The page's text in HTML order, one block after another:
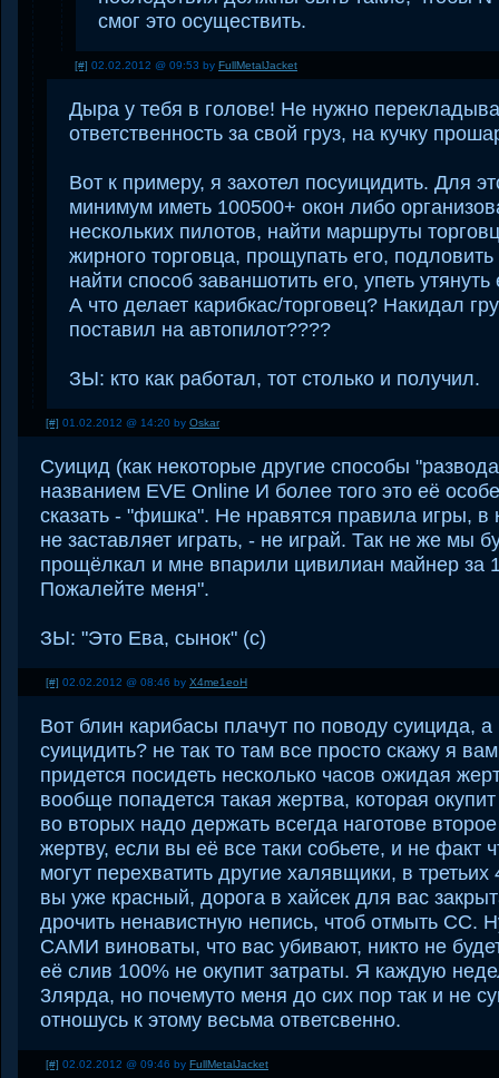
смог это осуществить.
[#] 02.02.2012 @ 09:53 by FullMetalJacket
Дыра у тебя в голове! Не нужно
ответственность за свой груз, на кучку
Вот к примеру, я захотел посуицидить. Для
минимум иметь 100500+ окон либо
нескольких пилотов, найти маршруты
жирного торговца, прощупать его, подловить
найти способ заваншотить его, упеть утянуть
А что делает карибкас/торговец? Накидал
поставил на автопилот????
ЗЫ: кто как работал, тот столько и получил.
[#] 01.02.2012 @ 14:20 by Oskar
Суицид (как некоторые другие способы
названием EVE Online И более того это её
сказать - "фишка". Не нравятся правила игры, в
не заставляет играть, - не играй. Так не же мы
прощёлкал и мне впарили цивилиан майнер за
Пожалейте меня".
ЗЫ: "Это Ева, сынок" (с)
[#] 02.02.2012 @ 08:46 by X4me1eoH
Вот блин карибасы плачут по поводу суицида,
суицидить? не так то там все просто скажу я
придется посидеть несколько часов ожидая
вообще попадется такая жертва, которая
во вторых надо держать всегда наготове
жертву, если вы её все таки собьете, и не факт
могут перехватить другие халявщики, в
вы уже красный, дорога в хайсек для вас
дрочить ненавистную непись, чтоб отмыть СС.
САМИ виноваты, что вас убивают, никто не
её слив 100% не окупит затраты. Я каждую
3лярда, но почемуто меня до сих пор так и не
отношусь к этому весьма ответсвенно.
[#] 02.02.2012 @ 09:46 by FullMetalJacket